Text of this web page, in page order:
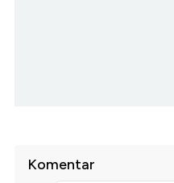
Komentar